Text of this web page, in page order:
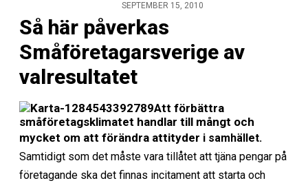
SEPTEMBER 15, 2010
Så här påverkas
Småföretagarsverige av
valresultatet
Att förbättra
småföretagsklimatet handlar till mångt och
mycket om att förändra attityder i samhället.
Samtidigt som det måste vara tillåtet att tjäna pengar på
företagande ska det finnas incitament att starta och